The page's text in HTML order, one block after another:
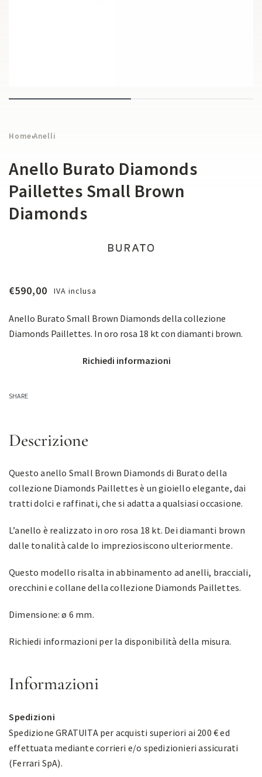
Home›Anelli
Anello Burato Diamonds
Paillettes Small Brown
Diamonds
€590,00 IVA inclusa
Anello Burato Small Brown Diamonds della collezione
Diamonds Paillettes. In oro rosa 18 kt con diamanti brown.
Richiedi informazioni
SHARE
Descrizione
Questo anello Small Brown Diamonds di Burato della
collezione Diamonds Paillettes è un gioiello elegante, dai
tratti dolci e raffinati, che si adatta a qualsiasi occasione.
L’anello è realizzato in oro rosa 18 kt. Dei diamanti brown
dalle tonalità calde lo impreziosiscono ulteriormente.
Questo modello risalta in abbinamento ad anelli, bracciali,
orecchini e collane della collezione Diamonds Paillettes.
Dimensione: ø 6 mm.
Richiedi informazioni per la disponibilità della misura.
Informazioni
Spedizioni
Spedizione GRATUITA per acquisti superiori ai 200 € ed
effettuata mediante corrieri e/o spedizionieri assicurati
(Ferrari SpA).